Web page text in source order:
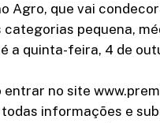
Agro, que vai
pequena,
a quinta-feira, 4 de
entrar no site
informações e